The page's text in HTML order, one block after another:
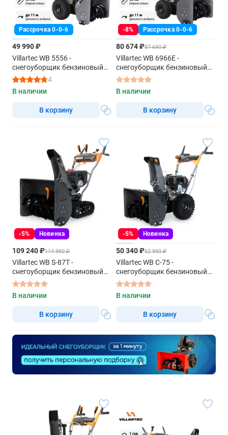
Рассрочка 0-0-6
49 990 ₽
Villartec WB 5556 -
снегоуборщик бензиновый
самоходный4
В наличии
В корзину
-8% Рассрочка 0-0-6
80 674 ₽87 690 ₽
Villartec WB 6966E -
снегоуборщик бензиновый
самоходный
В наличии
В корзину
-5% Новинка
109 240 ₽114 990 ₽
Villartec WB S-87T -
снегоуборщик бензиновый
самоходный
В наличии
В корзину
-5% Новинка
50 340 ₽52 990 ₽
Villartec WB C-75 -
снегоуборщик бензиновый
самоходный
В наличии
В корзину